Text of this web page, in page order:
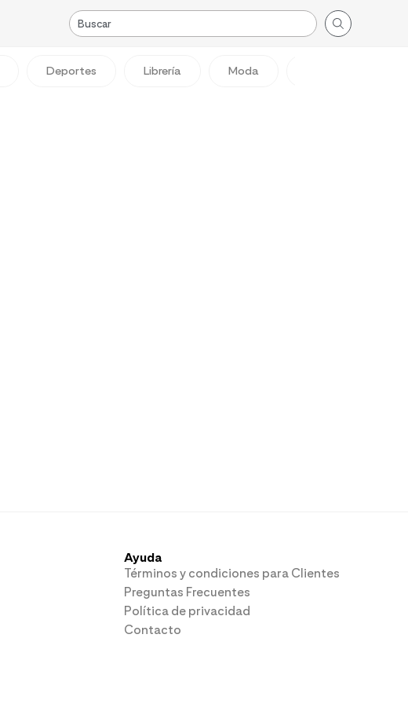
Deportes Librería Moda
Ayuda
Términos y condiciones para Clientes
Preguntas Frecuentes
Política de privacidad
Contacto